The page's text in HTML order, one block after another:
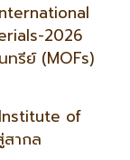
2026
ทรีย์ (MOFs)
of
ากล